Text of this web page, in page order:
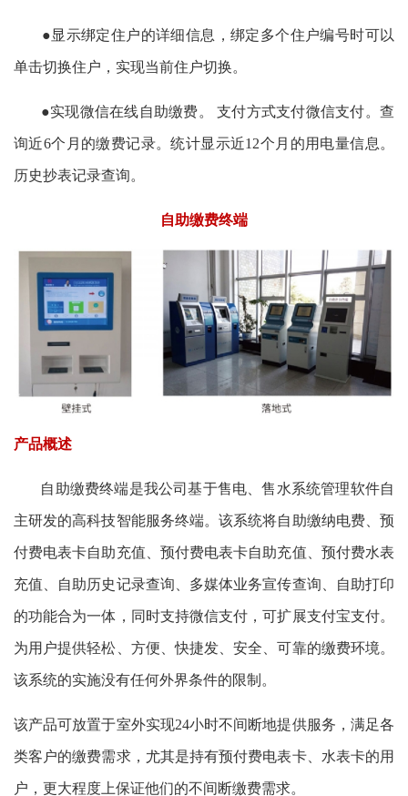
●显示绑定住户的详细信息，绑定多个住户编号时可以
单击切换住户，实现当前住户切换。
●实现微信在线自助缴费。 支付方式支付微信支付。查
询近6个月的缴费记录。统计显示近12个月的用电量信息。
历史抄表记录查询。
自助缴费终端
产品概述
自助缴费终端是我公司基于售电、售水系统管理软件自
主研发的高科技智能服务终端。该系统将自助缴纳电费、预
付费电表卡自助充值、预付费电表卡自助充值、预付费水表
充值、自助历史记录查询、多媒体业务宣传查询、自助打印
的功能合为一体，同时支持微信支付，可扩展支付宝支付。
为用户提供轻松、方便、快捷发、安全、可靠的缴费环境。
该系统的实施没有任何外界条件的限制。
该产品可放置于室外实现24小时不间断地提供服务，满足各
类客户的缴费需求，尤其是持有预付费电表卡、水表卡的用
户，更大程度上保证他们的不间断缴费需求。